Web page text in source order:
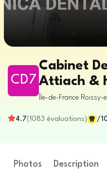
CD7
Cabinet
Attiach &
Île-de-France Roissy-
4.7(1083 évaluations) /
Photos Description